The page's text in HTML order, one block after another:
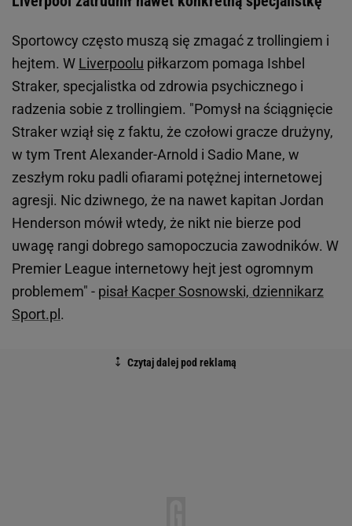
Sportowcy często muszą się zmagać z trollingiem i
hejtem. W Liverpoolu piłkarzom pomaga Ishbel
Straker, specjalistka od zdrowia psychicznego i
radzenia sobie z trollingiem. "Pomysł na ściągnięcie
Straker wziął się z faktu, że czołowi gracze drużyny,
w tym Trent Alexander-Arnold i Sadio Mane, w
zeszłym roku padli ofiarami potężnej internetowej
agresji. Nic dziwnego, że na nawet kapitan Jordan
Henderson mówił wtedy, że nikt nie bierze pod
uwagę rangi dobrego samopoczucia zawodników. W
Premier League internetowy hejt jest ogromnym
problemem" - pisał Kacper Sosnowski, dziennikarz
Sport.pl .